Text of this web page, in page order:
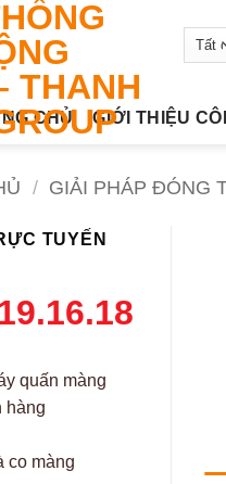
CHỦ
GIỚI THIỆU
/ GIẢI PHÁP ĐÓNG
TUYẾN